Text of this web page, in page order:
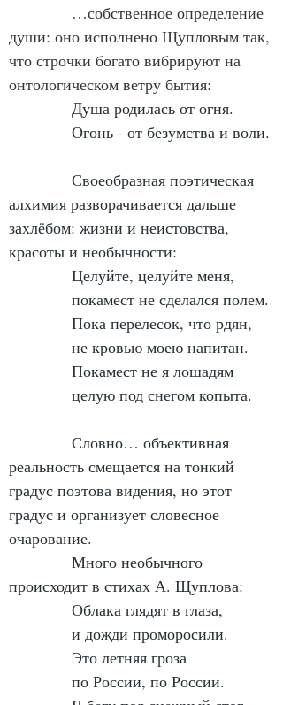
…собственное определение
души: оно исполнено Щупловым так,
что строчки богато вибрируют на
онтологическом ветру бытия:
Душа родилась от огня.
Огонь - от безумства и воли.
Своеобразная поэтическая
алхимия разворачивается дальше
захлёбом: жизни и неистовства,
красоты и необычности:
Целуйте, целуйте меня,
покамест не сделался полем.
Пока перелесок, что рдян,
не кровью моею напитан.
Покамест не я лошадям
целую под снегом копыта.
Словно… объективная
реальность смещается на тонкий
градус поэтова видения, но этот
градус и организует словесное
очарование.
Много необычного
происходит в стихах А. Щуплова:
Облака глядят в глаза,
и дожди проморосили.
Это летняя гроза
по России, по России.